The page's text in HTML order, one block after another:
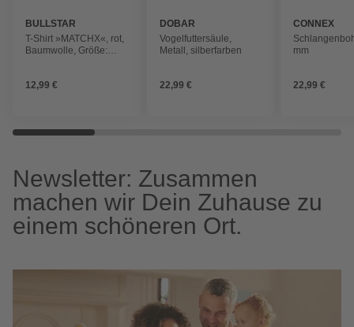
BULLSTAR
T-Shirt »MATCHX«, rot,
Baumwolle, Größe:
12,99 €
DOBAR
Vogelfuttersäule,
Metall, silberfarben
22,99 €
CONNEX
mm
22,99 €
Newsletter: Zusammen
machen wir Dein Zuhause zu
einem schöneren Ort.